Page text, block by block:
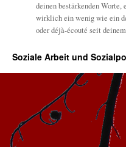
deinen bestärkenden Worte,
wirklich ein wenig wie ein
oder déjà-écouté seit
Soziale Arbeit und